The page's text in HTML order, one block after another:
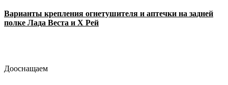
Варианты крепления огнетушителя и аптечки на задней
полке Лада Веста и Х Рей
Дооснащаем